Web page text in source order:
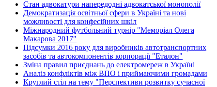
Стан адвокатури напередодні адвокатської монополії
Демократизація освітньої сфери в Україні та нові
можливості для конфесійних шкіл
Міжнародний футбольний турнір "Меморіал Олега
Макарова 2017"
Підсумки 2016 року для виробників автотранспортних
засобів та автокомпонентів корпорації "Еталон"
Зміна правил приєднань до електромереж в Україні
Аналіз конфліктів між ВПО і приймаючими громадами
Круглий стіл на тему "Перспективи розвитку сучасної